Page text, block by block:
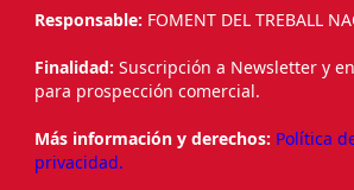
Responsable: FOMENT DEL TREBALL
Finalidad: Suscripción a Newsletter y
para prospección comercial.
Más información y derechos: Política
privacidad.